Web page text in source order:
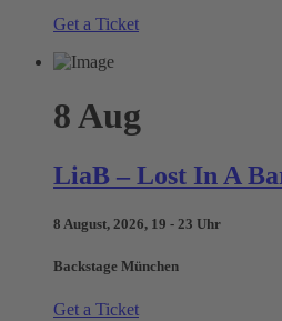
Get a Ticket
8Aug
LiaB – Lost In A
8 August, 2026, 19 - 23 Uhr
Backstage München
Get a Ticket